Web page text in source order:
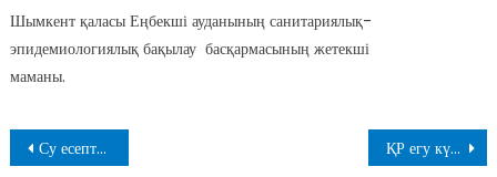
Шымкент қаласы Еңбекші ауданының санитариялық-
эпидемиологиялық бақылау басқармасының жетекші
маманы.
Навигация
Су есептегіш құралдарын уақтылы тексертіңіздер! ҚР егу күнтізбесіне сай жоспарлы екпелердің маңызы